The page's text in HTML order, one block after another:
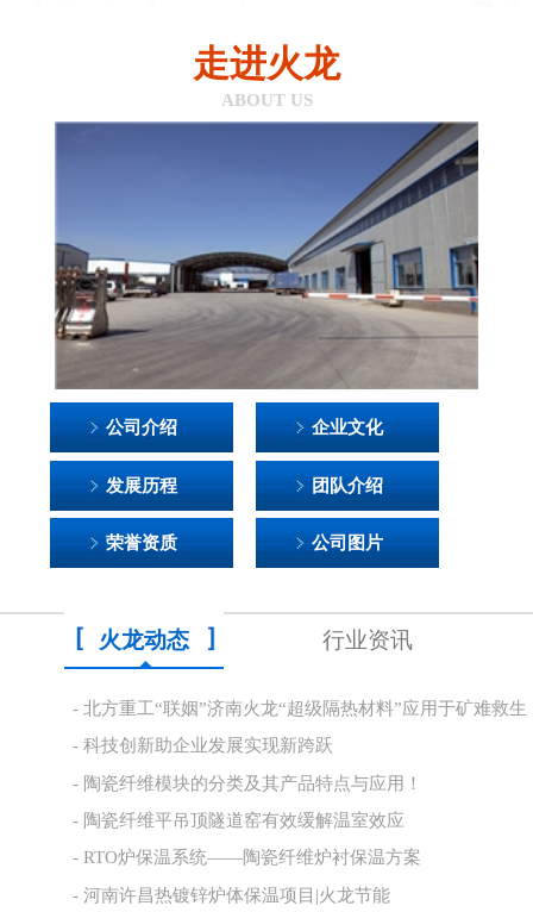
走进火龙
ABOUT US
公司介绍 企业文化
发展历程 团队介绍
荣誉资质 公司图片
火龙动态 行业资讯
- 北方重工“联姻”济南火龙“超级隔热材料”应用于矿难救生
舱(图)
- 科技创新助企业发展实现新跨跃
- 陶瓷纤维模块的分类及其产品特点与应用！
- 陶瓷纤维平吊顶隧道窑有效缓解温室效应
- RTO炉保温系统——陶瓷纤维炉衬保温方案
- 河南许昌热镀锌炉体保温项目|火龙节能